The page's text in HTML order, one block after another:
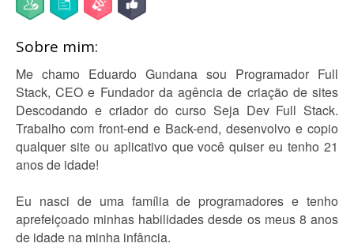
Sobre mim:
Me chamo Eduardo Gundana sou Programador Full
Stack, CEO e Fundador da agência de criação de sites
Descodando e criador do curso Seja Dev Full Stack.
Trabalho com front-end e Back-end, desenvolvo e copio
qualquer site ou aplicativo que você quiser eu tenho 21
anos de idade!
Eu nasci de uma família de programadores e tenho
aprefeiçoado minhas habilidades desde os meus 8 anos
de idade na minha infância.